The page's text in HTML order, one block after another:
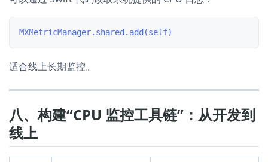
适合线上长期监控。
八、构建“CPU 监控工具链”：从开发到
线上